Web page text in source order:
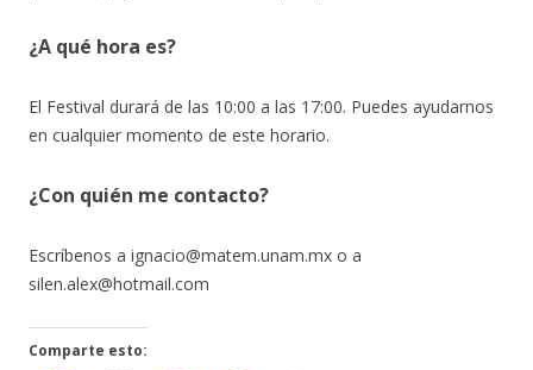
¿A qué hora es?
El Festival durará de las 10:00 a las 17:00. Puedes ayudarnos
en cualquier momento de este horario.
¿Con quién me contacto?
Escríbenos a ignacio@matem.unam.mx o a
silen.alex@hotmail.com
Comparte esto: